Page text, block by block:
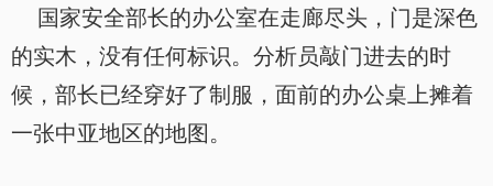
国家安全部长的办公室在走廊尽头，门是深色
的实木，没有任何标识。分析员敲门进去的时
候，部长已经穿好了制服，面前的办公桌上摊着
一张中亚地区的地图。